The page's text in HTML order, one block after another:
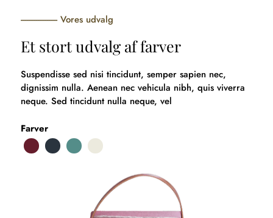
Vores udvalg
Et stort udvalg af farver
Suspendisse sed nisi tincidunt, semper sapien nec,
dignissim nulla. Aenean nec vehicula nibh, quis viverra
neque. Sed tincidunt nulla neque, vel
Farver